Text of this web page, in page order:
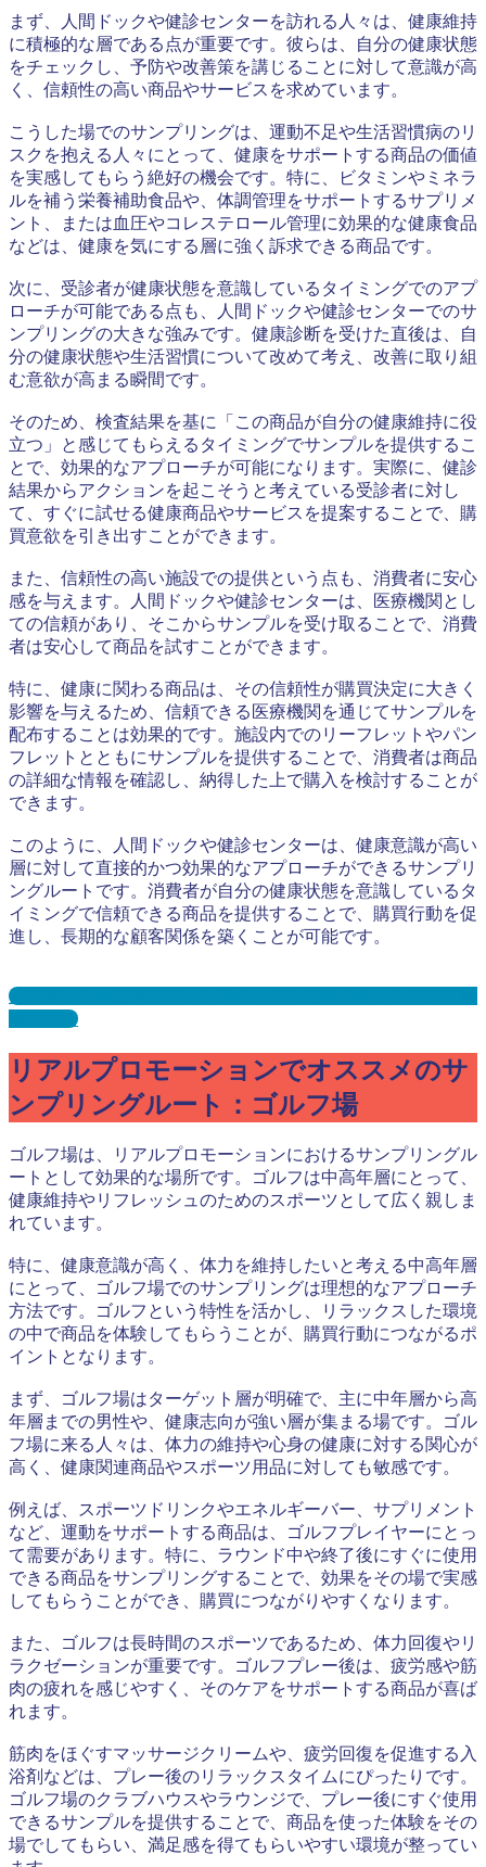
まず、人間ドックや健診センターを訪れる人々は、健康維持
に積極的な層である点が重要です。彼らは、自分の健康状態
をチェックし、予防や改善策を講じることに対して意識が高
く、信頼性の高い商品やサービスを求めています。
こうした場でのサンプリングは、運動不足や生活習慣病のリ
スクを抱える人々にとって、健康をサポートする商品の価値
を実感してもらう絶好の機会です。特に、ビタミンやミネラ
ルを補う栄養補助食品や、体調管理をサポートするサプリメ
ント、または血圧やコレステロール管理に効果的な健康食品
などは、健康を気にする層に強く訴求できる商品です。
次に、受診者が健康状態を意識しているタイミングでのアプ
ローチが可能である点も、人間ドックや健診センターでのサ
ンプリングの大きな強みです。健康診断を受けた直後は、自
分の健康状態や生活習慣について改めて考え、改善に取り組
む意欲が高まる瞬間です。
そのため、検査結果を基に「この商品が自分の健康維持に役
立つ」と感じてもらえるタイミングでサンプルを提供するこ
とで、効果的なアプローチが可能になります。実際に、健診
結果からアクションを起こそうと考えている受診者に対し
て、すぐに試せる健康商品やサービスを提案することで、購
買意欲を引き出すことができます。
また、信頼性の高い施設での提供という点も、消費者に安心
感を与えます。人間ドックや健診センターは、医療機関とし
ての信頼があり、そこからサンプルを受け取ることで、消費
者は安心して商品を試すことができます。
特に、健康に関わる商品は、その信頼性が購買決定に大きく
影響を与えるため、信頼できる医療機関を通じてサンプルを
配布することは効果的です。施設内でのリーフレットやパン
フレットとともにサンプルを提供することで、消費者は商品
の詳細な情報を確認し、納得した上で購入を検討することが
できます。
このように、人間ドックや健診センターは、健康意識が高い
層に対して直接的かつ効果的なアプローチができるサンプリ
ングルートです。消費者が自分の健康状態を意識しているタ
イミングで信頼できる商品を提供することで、購買行動を促
進し、長期的な顧客関係を築くことが可能です。
人間ドック・健康診断サンプリングとは？メリット３選と事
例を紹介
リアルプロモーションでオススメのサ
ンプリングルート：ゴルフ場
ゴルフ場は、リアルプロモーションにおけるサンプリングル
ートとして効果的な場所です。ゴルフは中高年層にとって、
健康維持やリフレッシュのためのスポーツとして広く親しま
れています。
特に、健康意識が高く、体力を維持したいと考える中高年層
にとって、ゴルフ場でのサンプリングは理想的なアプローチ
方法です。ゴルフという特性を活かし、リラックスした環境
の中で商品を体験してもらうことが、購買行動につながるポ
イントとなります。
まず、ゴルフ場はターゲット層が明確で、主に中年層から高
年層までの男性や、健康志向が強い層が集まる場です。ゴル
フ場に来る人々は、体力の維持や心身の健康に対する関心が
高く、健康関連商品やスポーツ用品に対しても敏感です。
例えば、スポーツドリンクやエネルギーバー、サプリメント
など、運動をサポートする商品は、ゴルフプレイヤーにとっ
て需要があります。特に、ラウンド中や終了後にすぐに使用
できる商品をサンプリングすることで、効果をその場で実感
してもらうことができ、購買につながりやすくなります。
また、ゴルフは長時間のスポーツであるため、体力回復やリ
ラクゼーションが重要です。ゴルフプレー後は、疲労感や筋
肉の疲れを感じやすく、そのケアをサポートする商品が喜ば
れます。
筋肉をほぐすマッサージクリームや、疲労回復を促進する入
浴剤などは、プレー後のリラックスタイムにぴったりです。
ゴルフ場のクラブハウスやラウンジで、プレー後にすぐ使用
できるサンプルを提供することで、商品を使った体験をその
場でしてもらい、満足感を得てもらいやすい環境が整ってい